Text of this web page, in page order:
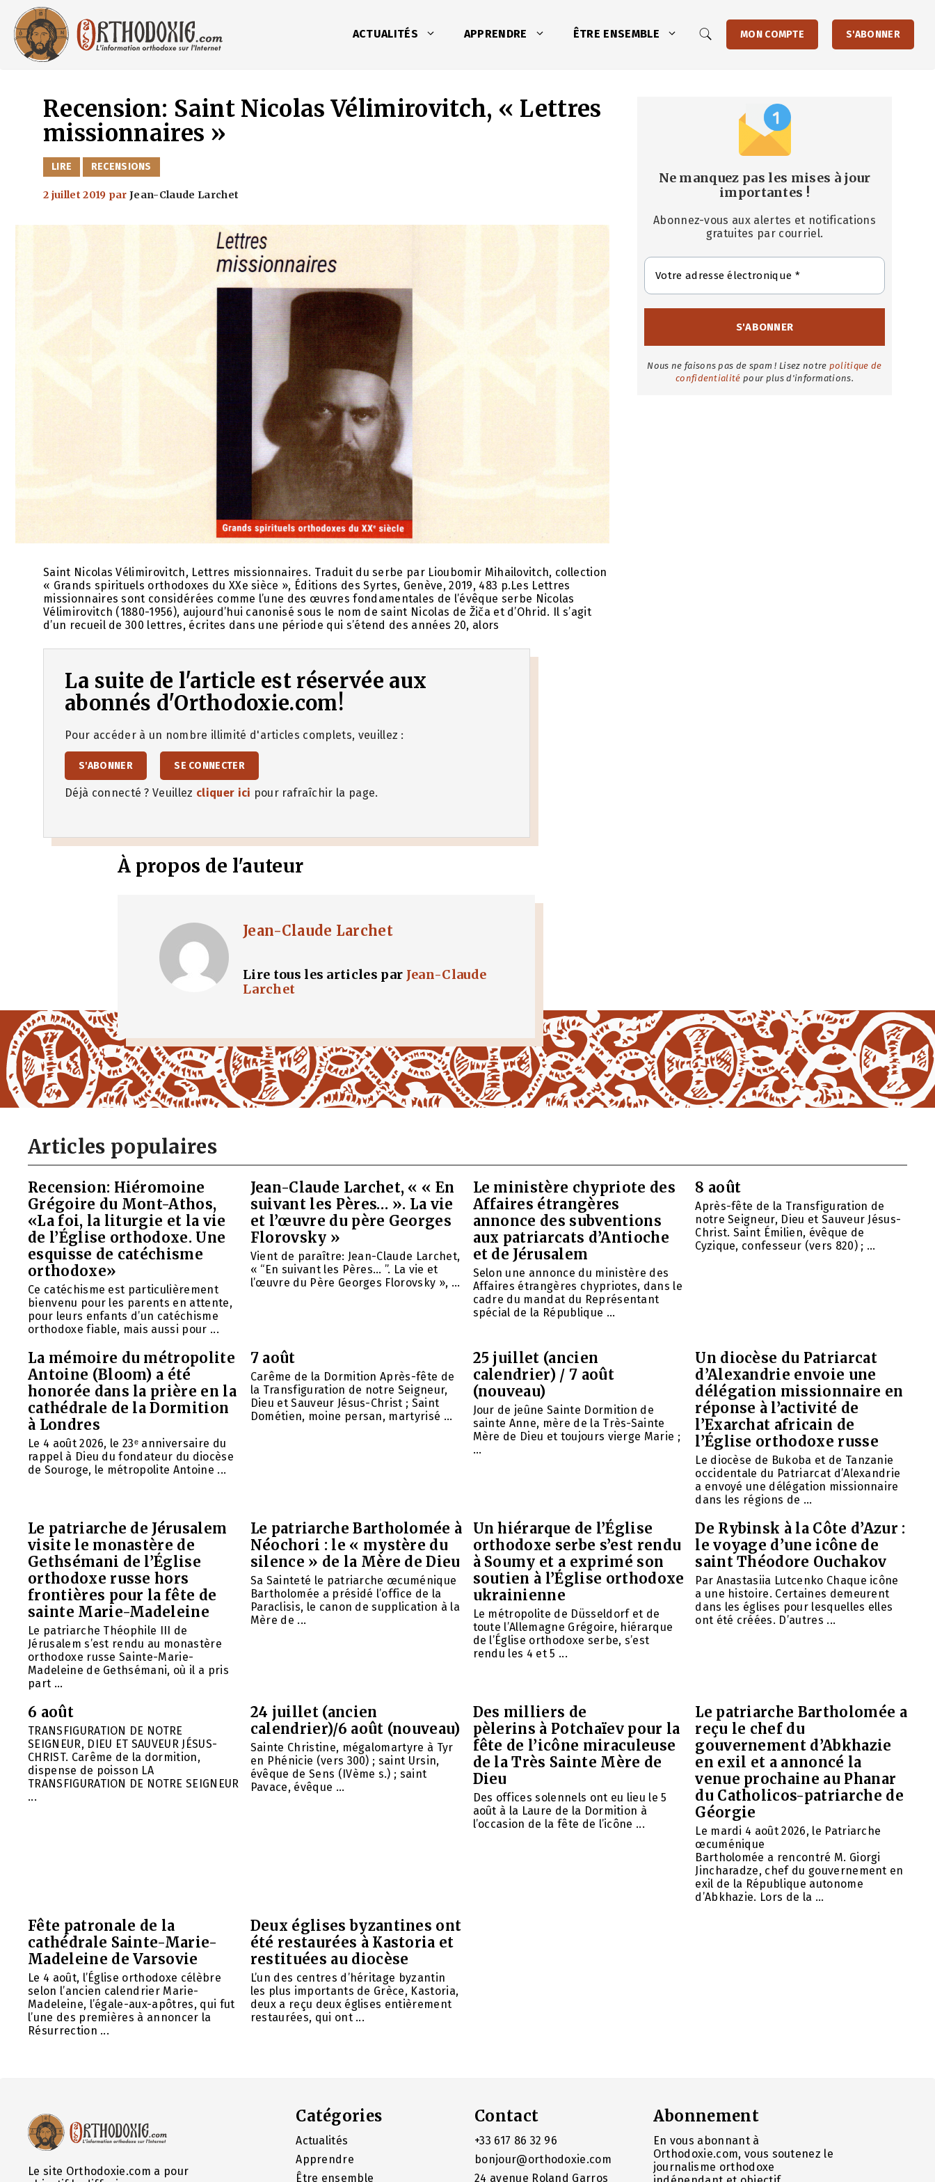
contenu
ACTUALITÉS APPRENDRE ÊTRE ENSEMBLE MON COMPTE S'ABONNER
Recension: Saint Nicolas Vélimirovitch, « Lettres
missionnaires »
CATÉGORIES
LIRE RECENSIONS
2 juillet 2019 parJean-Claude Larchet
Saint Nicolas Vélimirovitch, Lettres missionnaires. Traduit du serbe par Lioubomir Mihailovitch, collection
« Grands spirituels orthodoxes du XXe sièce », Éditions des Syrtes, Genève, 2019, 483 p.Les Lettres
missionnaires sont considérées comme l’une des œuvres fondamentales de l’évêque serbe Nicolas
Vélimirovitch (1880-1956), aujourd’hui canonisé sous le nom de saint Nicolas de Žiča et d’Ohrid. Il s’agit
d’un recueil de 300 lettres, écrites dans une période qui s’étend des années 20, alors
La suite de l'article est réservée aux
abonnés d'Orthodoxie.com!
Pour accéder à un nombre illimité d'articles complets, veuillez :
S'ABONNER SE CONNECTER
Déjà connecté ? Veuillez cliquer ici pour rafraîchir la page.
À propos de l'auteur
Jean-Claude Larchet
Lire tous les articles par Jean-Claude
Larchet
Ne manquez pas les mises à jour
importantes !
Abonnez-vous aux alertes et notifications
gratuites par courriel.
Nous ne faisons pas de spam ! Lisez notre politique de
confidentialité pour plus d'informations.
Articles populaires
Recension: Hiéromoine
Grégoire du Mont-Athos,
«La foi, la liturgie et la vie
de l’Église orthodoxe. Une
esquisse de catéchisme
orthodoxe»
Ce catéchisme est particulièrement
bienvenu pour les parents en attente,
pour leurs enfants d’un catéchisme
orthodoxe fiable, mais aussi pour ...
Jean-Claude Larchet, « « En
suivant les Pères… ». La vie
et l’œuvre du père Georges
Florovsky »
Vient de paraître: Jean-Claude Larchet,
« “En suivant les Pères… ”. La vie et
l’œuvre du Père Georges Florovsky », ...
Le ministère chypriote des
Affaires étrangères
annonce des subventions
aux patriarcats d’Antioche
et de Jérusalem
Selon une annonce du ministère des
Affaires étrangères chypriotes, dans le
cadre du mandat du Représentant
spécial de la République ...
8 août
Après-fête de la Transfiguration de
notre Seigneur, Dieu et Sauveur Jésus-
Christ. Saint Émilien, évêque de
Cyzique, confesseur (vers 820) ; ...
La mémoire du métropolite
Antoine (Bloom) a été
honorée dans la prière en la
cathédrale de la Dormition
à Londres
Le 4 août 2026, le 23ᵉ anniversaire du
rappel à Dieu du fondateur du diocèse
de Souroge, le métropolite Antoine ...
7 août
Carême de la Dormition Après-fête de
la Transfiguration de notre Seigneur,
Dieu et Sauveur Jésus-Christ ; Saint
Dométien, moine persan, martyrisé ...
25 juillet (ancien
calendrier) / 7 août
(nouveau)
Jour de jeûne Sainte Dormition de
sainte Anne, mère de la Très-Sainte
Mère de Dieu et toujours vierge Marie ;
...
Un diocèse du Patriarcat
d’Alexandrie envoie une
délégation missionnaire en
réponse à l’activité de
l’Exarchat africain de
l’Église orthodoxe russe
Le diocèse de Bukoba et de Tanzanie
occidentale du Patriarcat d’Alexandrie
a envoyé une délégation missionnaire
dans les régions de ...
Le patriarche de Jérusalem
visite le monastère de
Gethsémani de l’Église
orthodoxe russe hors
frontières pour la fête de
sainte Marie-Madeleine
Le patriarche Théophile III de
Jérusalem s’est rendu au monastère
orthodoxe russe Sainte-Marie-
Madeleine de Gethsémani, où il a pris
part ...
Le patriarche Bartholomée à
Néochori : le « mystère du
silence » de la Mère de Dieu
Sa Sainteté le patriarche œcuménique
Bartholomée a présidé l’office de la
Paraclisis, le canon de supplication à la
Mère de ...
Un hiérarque de l’Église
orthodoxe serbe s’est rendu
à Soumy et a exprimé son
soutien à l’Église orthodoxe
ukrainienne
Le métropolite de Düsseldorf et de
toute l’Allemagne Grégoire, hiérarque
de l’Église orthodoxe serbe, s’est
rendu les 4 et 5 ...
De Rybinsk à la Côte d’Azur :
le voyage d’une icône de
saint Théodore Ouchakov
Par Anastasiia Lutcenko Chaque icône
a une histoire. Certaines demeurent
dans les églises pour lesquelles elles
ont été créées. D’autres ...
6 août
TRANSFIGURATION DE NOTRE
SEIGNEUR, DIEU ET SAUVEUR JÉSUS-
CHRIST. Carême de la dormition,
dispense de poisson LA
TRANSFIGURATION DE NOTRE SEIGNEUR
...
24 juillet (ancien
calendrier)/6 août (nouveau)
Sainte Christine, mégalomartyre à Tyr
en Phénicie (vers 300) ; saint Ursin,
évêque de Sens (IVème s.) ; saint
Pavace, évêque ...
Des milliers de
pèlerins à Potchaïev pour la
fête de l’icône miraculeuse
de la Très Sainte Mère de
Dieu
Des offices solennels ont eu lieu le 5
août à la Laure de la Dormition à
l’occasion de la fête de l’icône ...
Le patriarche Bartholomée a
reçu le chef du
gouvernement d’Abkhazie
en exil et a annoncé la
venue prochaine au Phanar
du Catholicos-patriarche de
Géorgie
Le mardi 4 août 2026, le Patriarche
œcuménique
Bartholomée a rencontré M. Giorgi
Jincharadze, chef du gouvernement en
exil de la République autonome
d’Abkhazie. Lors de la ...
Fête patronale de la
cathédrale Sainte-Marie-
Madeleine de Varsovie
Le 4 août, l’Église orthodoxe célèbre
selon l’ancien calendrier Marie-
Madeleine, l’égale-aux-apôtres, qui fut
l’une des premières à annoncer la
Résurrection ...
Deux églises byzantines ont
été restaurées à Kastoria et
restituées au diocèse
L’un des centres d’héritage byzantin
les plus importants de Grèce, Kastoria,
deux a reçu deux églises entièrement
restaurées, qui ont ...
Le site Orthodoxie.com a pour
Catégories
Actualités
Apprendre
Être ensemble
Contact
+33 617 86 32 96
bonjour@orthodoxie.com
24 avenue Roland Garros
Abonnement
En vous abonnant à
Orthodoxie.com, vous soutenez le
journalisme orthodoxe